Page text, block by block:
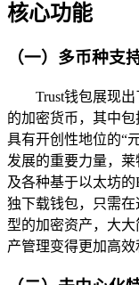
核心功能
（一）多币种支
Trust钱包展现
的加密货币，其中
具有开创性地位的“
发展的重要力量，
及各种基于以太坊
独下载钱包，只需
型的加密资产，大
产管理变得更加高效